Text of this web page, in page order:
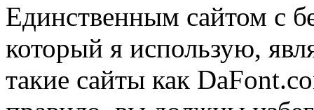
Единственным сайтом c
который я использую,
такие сайты как